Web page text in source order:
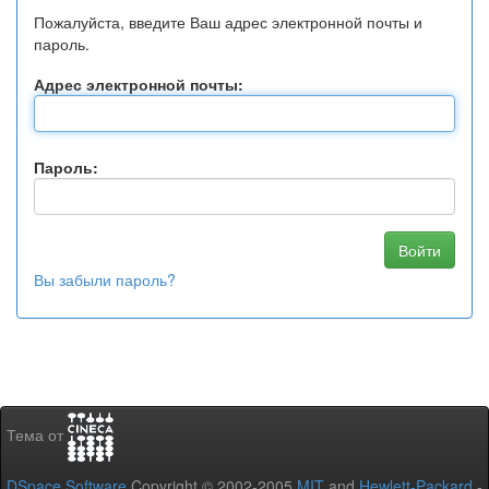
Пожалуйста, введите Ваш адрес электронной почты и
пароль.
Адрес электронной почты:
Пароль:
Вы забыли пароль?
Тема от